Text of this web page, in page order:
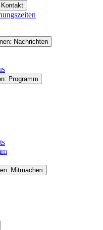
Nachrichten
Programm
Mitmachen